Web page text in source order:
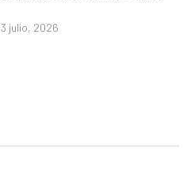
3 julio, 2026